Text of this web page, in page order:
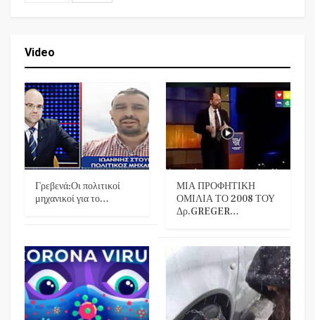
Video
Γρεβενά:Οι πολιτικοί
μηχανικοί για το…
ΜΙΑ ΠΡΟΦΗΤΙΚΗ
ΟΜΙΛΙΑ ΤΟ 2008 ΤΟΥ
Δρ.GREGER…